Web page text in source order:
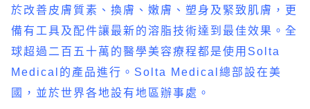
於改善皮膚質素、換膚、嫩膚、塑身及緊致肌膚，更
備有工具及配件讓最新的溶脂技術達到最佳效果。全
球超過二百五十萬的醫學美容療程都是使用Solta
Medical的產品進行。Solta Medical總部設在美
國，並於世界各地設有地區辦事處。